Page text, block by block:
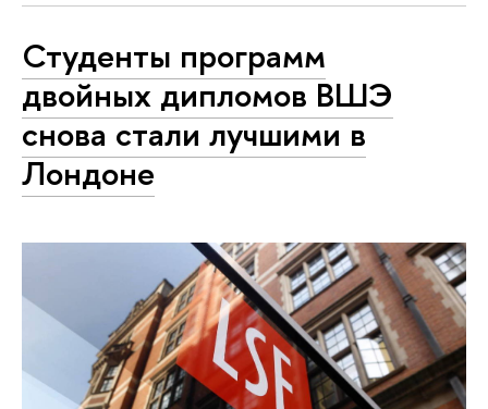
Студенты программ
двойных дипломов ВШЭ
снова стали лучшими в
Лондоне